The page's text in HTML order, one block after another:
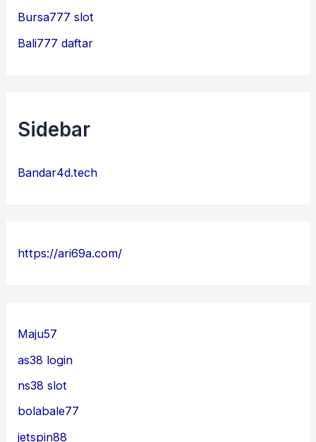
Bursa777 slot
Bali777 daftar
Sidebar
Bandar4d.tech
https://ari69a.com/
Maju57
as38 login
ns38 slot
bolabale77
jetspin88